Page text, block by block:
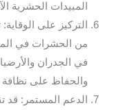
المبيدات الحشرية
التركيز على
من الحشرات في
في الجدران
والحفاظ على
الدعم المستمر: قد